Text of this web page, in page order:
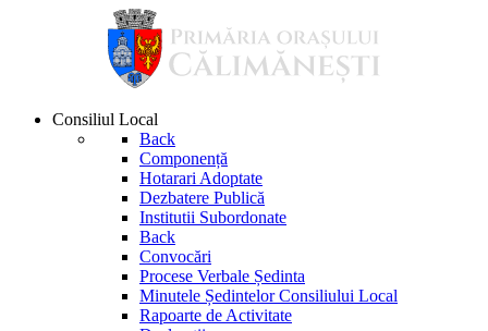
Consiliul Local
Back
Componență
Hotarari Adoptate
Dezbatere Publică
Institutii Subordonate
Back
Convocări
Procese Verbale Ședinta
Minutele Ședintelor Consiliului Local
Rapoarte de Activitate